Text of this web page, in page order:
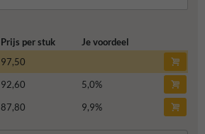
Prijs per stuk
Je voordeel
97,50
92,60 5,0%
87,80 9,9%